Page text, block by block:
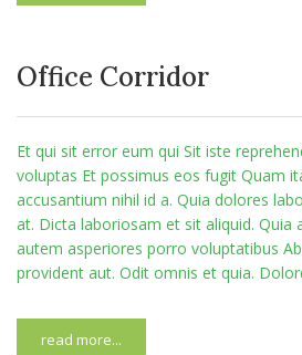
Office Corridor
Et qui sit error eum qui Sit iste
voluptas Et possimus eos fugit Quam
accusantium nihil id a. Quia dolores
at. Dicta laboriosam et sit aliquid. Quia
autem asperiores porro voluptatibus
provident aut. Odit omnis et quia.
read more...